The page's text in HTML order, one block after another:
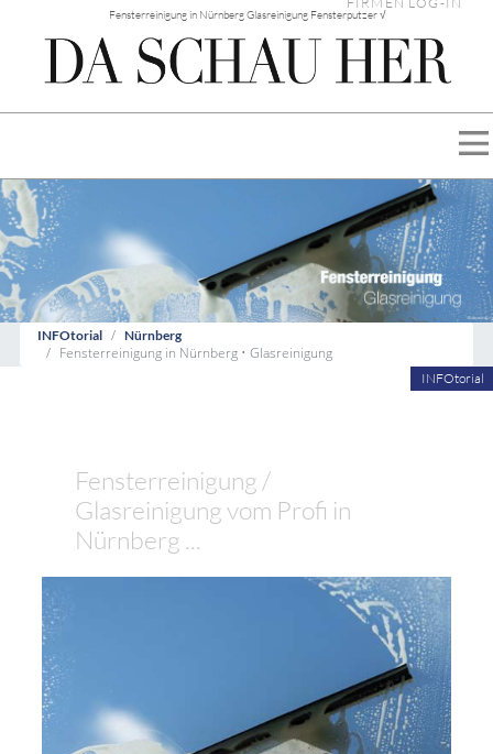
Fensterreinigung in Nürnberg Glasreinigung Fensterputzer √
INFOtorial Nürnberg
Fensterreinigung in Nürnberg • Glasreinigung
INFOtorial
Fensterreinigung /
Glasreinigung vom Profi in
Nürnberg ...